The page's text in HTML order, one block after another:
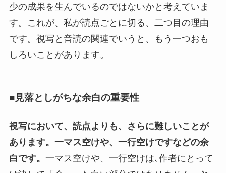
少の成果を生んでいるのではないかと考えていま
す。これが、私が読点ごとに切る、二つ目の理由
です。視写と音読の関連でいうと、もう一つおも
しろいことがあります。
■見落としがちな余白の重要性
視写において、読点よりも、さらに難しいことが
あります。一マス空けや、一行空けですなどの余
白です。 一マス空けや、一行空けは､作者にとって